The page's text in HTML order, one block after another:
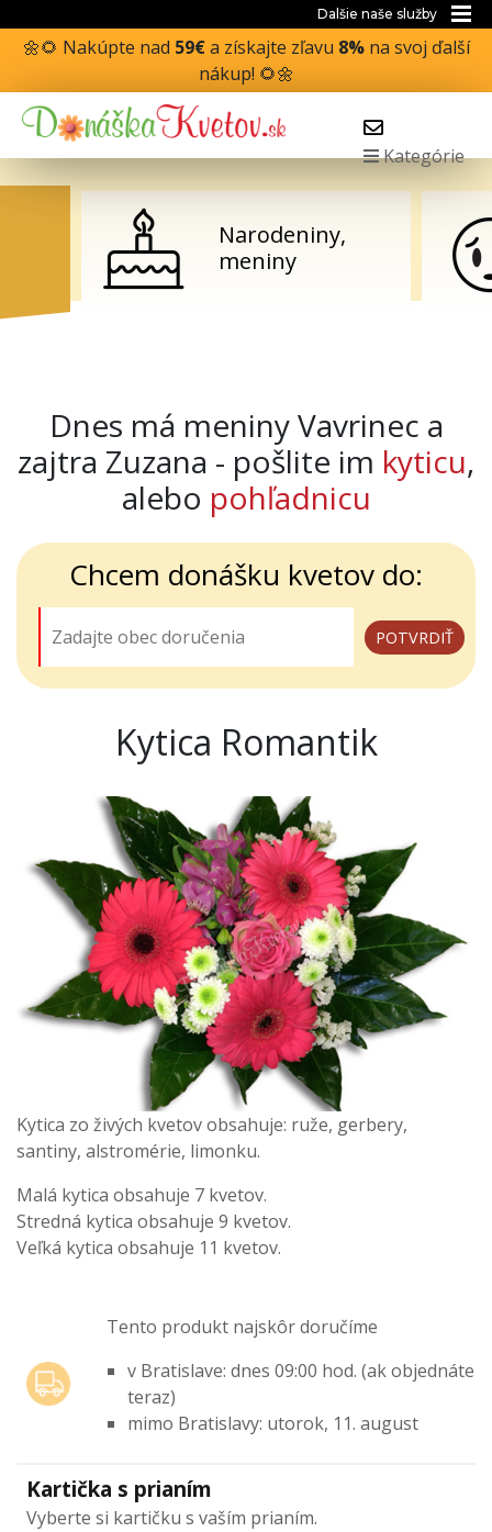
Dalšie naše služby
🌼🌻 Nakúpte nad 59€a získajte zľavu 8%na svoj ďalší
nákup! 🌻🌼
Kategórie
Narodeniny,
meniny
Dnes má meniny Vavrinec a
zajtra Zuzana - pošlite im kyticu,
alebo pohľadnicu
Chcem donášku kvetov do:
Kytica Romantik
Kytica zo živých kvetov obsahuje: ruže, gerbery,
santiny, alstromérie, limonku.
Malá kytica obsahuje 7 kvetov.
Stredná kytica obsahuje 9 kvetov.
Veľká kytica obsahuje 11 kvetov.
Tento produkt najskôr doručíme
v Bratislave: dnes 09:00 hod. (ak objednáte
teraz)
mimo Bratislavy: utorok, 11. august
Kartička s prianím
Vyberte si kartičku s vaším prianím.